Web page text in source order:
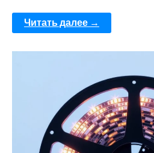
Читать далее →